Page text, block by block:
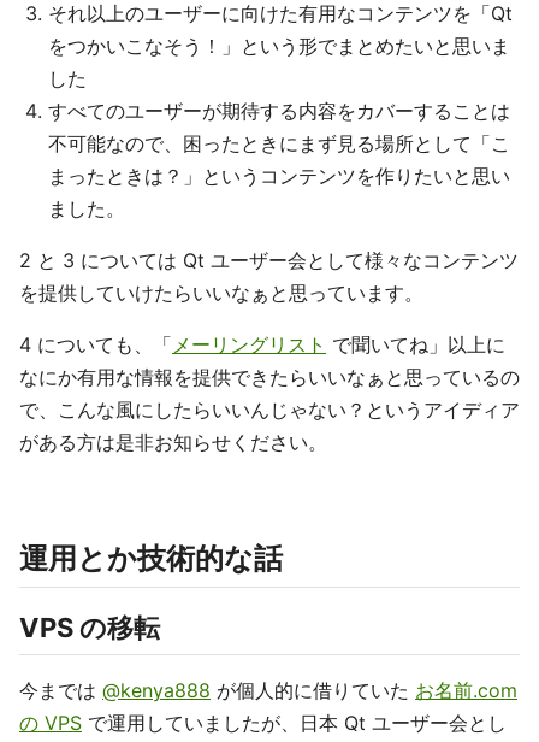
それ以上のユーザーに向けた有用なコンテンツを「Qt
をつかいこなそう！」という形でまとめたいと思いま
した
すべてのユーザーが期待する内容をカバーすることは
不可能なので、困ったときにまず見る場所として「こ
まったときは？」というコンテンツを作りたいと思い
ました。
2 と 3 については Qt ユーザー会として様々なコンテンツ
を提供していけたらいいなぁと思っています。
4 についても、「メーリングリスト で聞いてね」以上に
なにか有用な情報を提供できたらいいなぁと思っているの
で、こんな風にしたらいいんじゃない？というアイディア
がある方は是非お知らせください。
運用とか技術的な話
VPS の移転
今までは @kenya888 が個人的に借りていた お名前.com
の VPS で運用していましたが、日本 Qt ユーザー会とし